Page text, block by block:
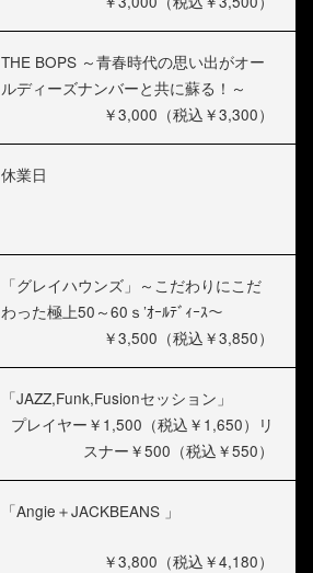
THE BOPS ～青春時代の思い出がオー
ルディーズナンバーと共に蘇る！～
￥3,000（税込￥3,300）
休業日
「グレイハウンズ」～こだわりにこだ
わった極上50～60ｓ’ｵｰﾙﾃﾞｨｰｽ～
￥3,500（税込￥3,850）
「JAZZ,Funk,Fusionセッション」
プレイヤー￥1,500（税込￥1,650）リ
スナー￥500（税込￥550）
「Angie＋JACKBEANS 」
￥3,800（税込￥4,180）